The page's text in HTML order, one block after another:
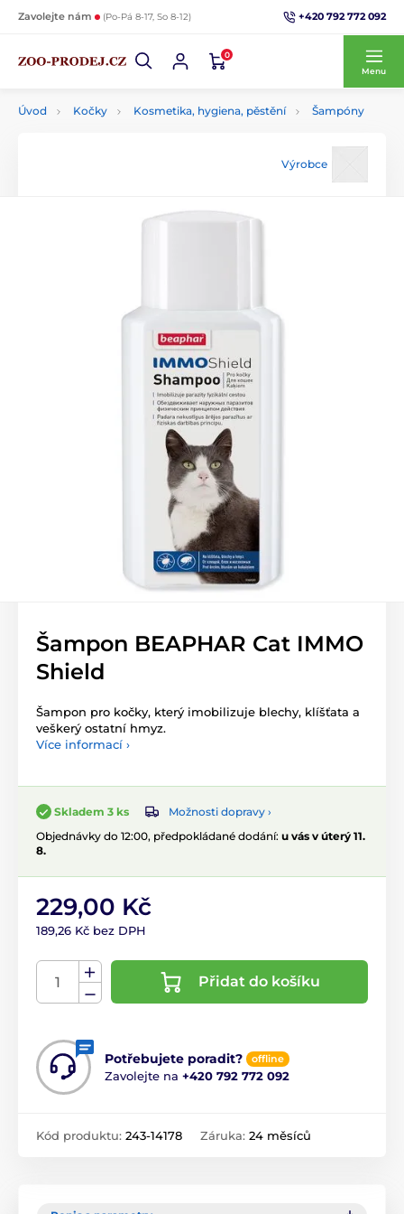
Zavolejte nám (Po-Pá 8-17, So 8-12) +420 792 772 092
0
Menu
Úvod Kočky Kosmetika, hygiena, pěstění Šampóny
Výrobce
Šampon BEAPHAR Cat IMMO
Shield
Šampon pro kočky, který imobilizuje blechy, klíšťata a
veškerý ostatní hmyz.
Více informací ›
Skladem 3 ks
Možnosti dopravy ›
Objednávky do 12:00, předpokládané dodání: u vás v úterý 11.
8.
229,00 Kč
189,26 Kč bez DPH
Přidat do košíku
Potřebujete poradit? offline
Zavolejte na +420 792 772 092
Kód produktu: 243-14178 Záruka: 24 měsíců